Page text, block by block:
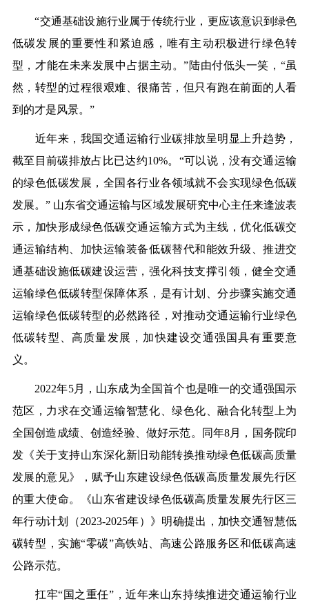
“交通基础设施行业属于传统行业，更应该意识到绿色
低碳发展的重要性和紧迫感，唯有主动积极进行绿色转
型，才能在未来发展中占据主动。”陆由付低头一笑，“虽
然，转型的过程很艰难、很痛苦，但只有跑在前面的人看
到的才是风景。”
近年来，我国交通运输行业碳排放呈明显上升趋势，
截至目前碳排放占比已达约10%。“可以说，没有交通运输
的绿色低碳发展，全国各行业各领域就不会实现绿色低碳
发展。” 山东省交通运输与区域发展研究中心主任来逢波表
示，加快形成绿色低碳交通运输方式为主线，优化低碳交
通运输结构、加快运输装备低碳替代和能效升级、推进交
通基础设施低碳建设运营，强化科技支撑引领，健全交通
运输绿色低碳转型保障体系，是有计划、分步骤实施交通
运输绿色低碳转型的必然路径，对推动交通运输行业绿色
低碳转型、高质量发展，加快建设交通强国具有重要意
义。
2022年5月，山东成为全国首个也是唯一的交通强国示
范区，力求在交通运输智慧化、绿色化、融合化转型上为
全国创造成绩、创造经验、做好示范。同年8月，国务院印
发《关于支持山东深化新旧动能转换推动绿色低碳高质量
发展的意见》，赋予山东建设绿色低碳高质量发展先行区
的重大使命。《山东省建设绿色低碳高质量发展先行区三
年行动计划（2023-2025年）》明确提出，加快交通智慧低
碳转型，实施“零碳”高铁站、高速公路服务区和低碳高速
公路示范。
扛牢“国之重任”，近年来山东持续推进交通运输行业